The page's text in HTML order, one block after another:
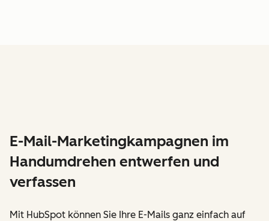
E-Mail-Marketingkampagnen im
Handumdrehen entwerfen und
verfassen
Mit HubSpot können Sie Ihre E-Mails ganz einfach auf